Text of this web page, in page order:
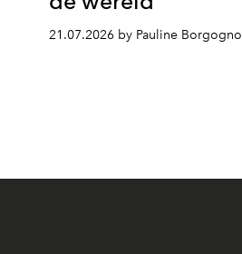
21.07.2026 by Pauline Borgogno